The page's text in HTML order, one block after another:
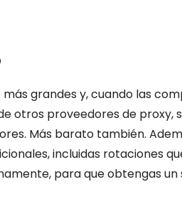
grandes y, cuando las
otros proveedores de proxy,
Más barato también.
incluidas rotaciones
para que obtengas un